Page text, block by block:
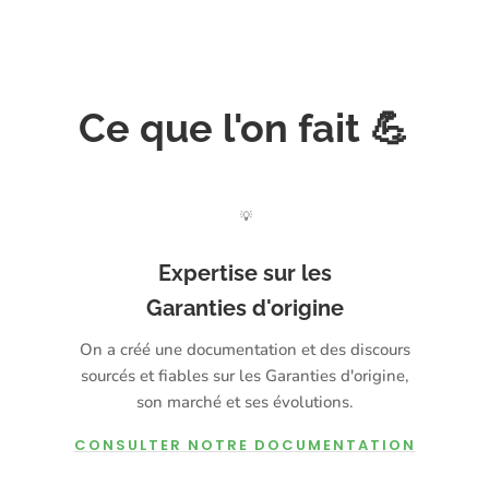
Ce que l'on fait 💪
💡
Expertise sur les
Garanties d'origine
On a créé une documentation et des discours
sourcés et fiables sur les Garanties d'origine,
son marché et ses évolutions.
CONSULTER NOTRE DOCUMENTATION